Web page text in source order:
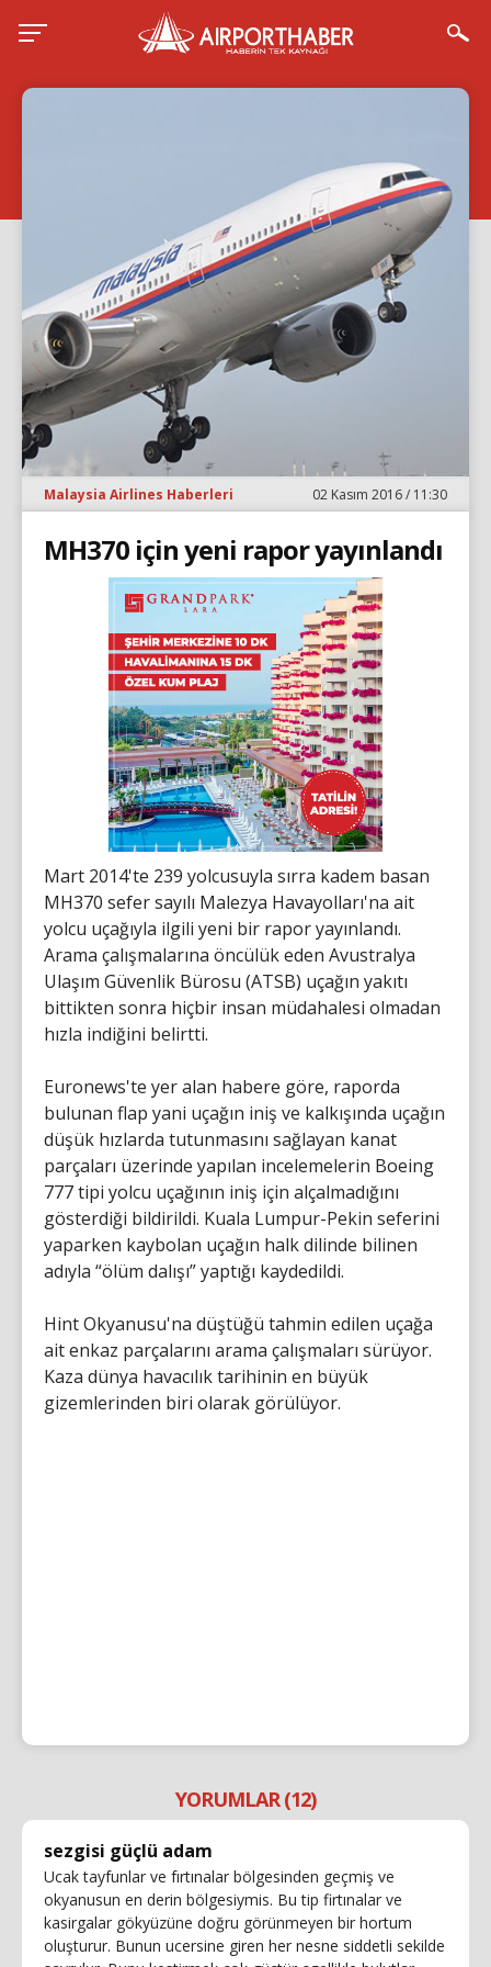
Malaysia Airlines Haberleri 02 Kasım 2016 / 11:30
MH370 için yeni rapor yayınlandı
Mart 2014'te 239 yolcusuyla sırra kadem basan
MH370 sefer sayılı Malezya Havayolları'na ait
yolcu uçağıyla ilgili yeni bir rapor yayınlandı.
Arama çalışmalarına öncülük eden Avustralya
Ulaşım Güvenlik Bürosu (ATSB) uçağın yakıtı
bittikten sonra hiçbir insan müdahalesi olmadan
hızla indiğini belirtti.
Euronews'te yer alan habere göre, raporda
bulunan flap yani uçağın iniş ve kalkışında uçağın
düşük hızlarda tutunmasını sağlayan kanat
parçaları üzerinde yapılan incelemelerin Boeing
777 tipi yolcu uçağının iniş için alçalmadığını
gösterdiği bildirildi. Kuala Lumpur-Pekin seferini
yaparken kaybolan uçağın halk dilinde bilinen
adıyla “ölüm dalışı” yaptığı kaydedildi.
Hint Okyanusu'na düştüğü tahmin edilen uçağa
ait enkaz parçalarını arama çalışmaları sürüyor.
Kaza dünya havacılık tarihinin en büyük
gizemlerinden biri olarak görülüyor.
YORUMLAR (12)
sezgisi güçlü adam
Ucak tayfunlar ve fırtınalar bölgesinden geçmiş ve
okyanusun en derin bölgesiymis. Bu tip firtınalar ve
kasirgalar gökyüzüne doğru görünmeyen bir hortum
oluşturur. Bunun ucersine giren her nesne siddetli sekilde